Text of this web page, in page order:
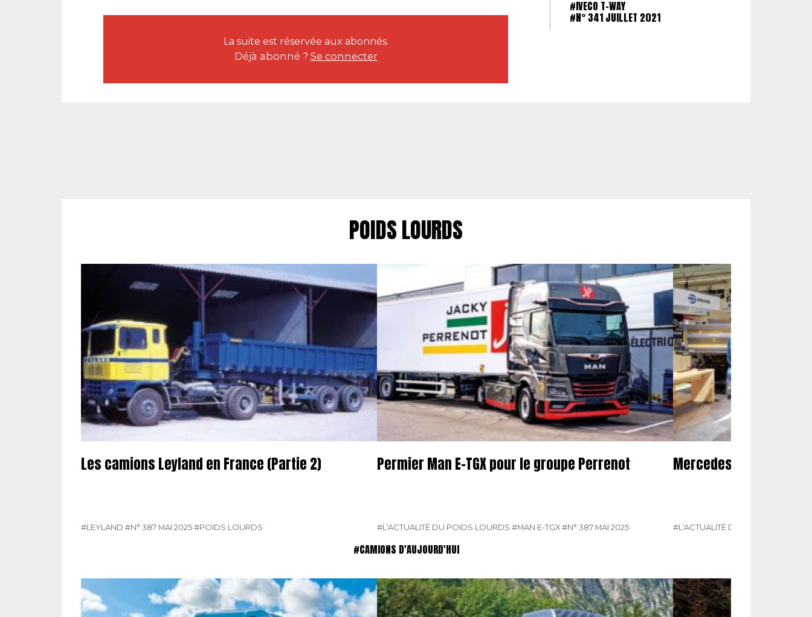
La suite est réservée aux abonnés.
Déjà abonné ? Se connecter
#IVECO T-WAY
#N° 341 JUILLET 2021
POIDS LOURDS
Les camions Leyland en France (Partie 2)
#LEYLAND #N° 387 MAI 2025#POIDS LOURDS
Permier Man E-TGX pour le groupe Perrenot
#L'ACTUALITÉ DU POIDS LOURDS #MAN E-TGX#N° 387 MAI 2025
Mercedes présente
#L'ACTUALITÉ DU POIDS LOURDS
#CAMIONS D'AUJOURD'HUI